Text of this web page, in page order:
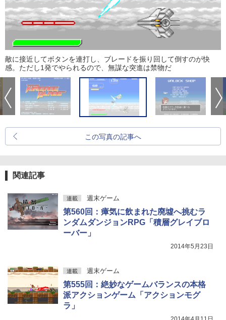
敵に接近してボタンを連打し、ブレードを振り回して倒すのが快
感。ただし1発でやられるので、無謀な突進は禁物だ
この写真の記事へ
関連記事
連載 週末ゲーム
第560回：瘴気に飲まれた廃墟へ挑むラ
ンダムダンジョンRPG「積層グレイブロ
ーバー」
2014年5月23日
連載 週末ゲーム
第555回：絶妙なゲームバランスの本格
派アクションゲーム「アクションモグ
ラ」